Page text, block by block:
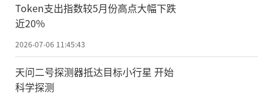
Token支出指数较5月份高点大幅下跌
近20%
2026-07-06 11:45:43
天问二号探测器抵达目标小行星 开始
科学探测